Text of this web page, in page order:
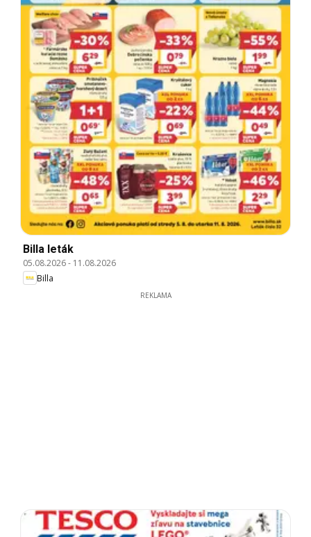
Billa leták
05.08.2026- 11.08.2026
Billa
REKLAMA